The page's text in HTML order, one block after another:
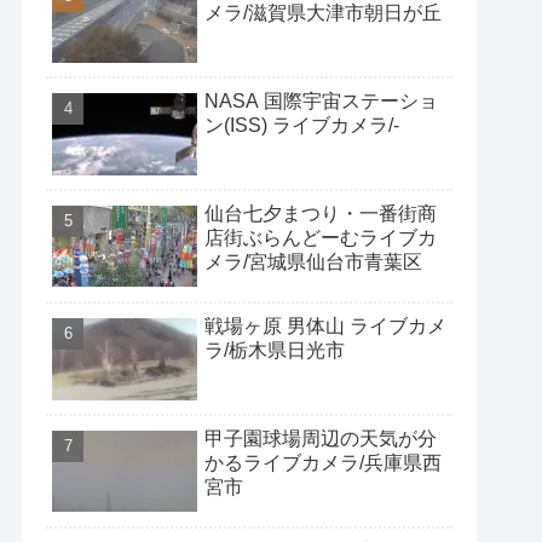
メラ/滋賀県大津市朝日が丘
NASA 国際宇宙ステーショ
ン(ISS) ライブカメラ/-
仙台七夕まつり・一番街商
店街ぶらんどーむライブカ
メラ/宮城県仙台市青葉区
戦場ヶ原 男体山 ライブカメ
ラ/栃木県日光市
甲子園球場周辺の天気が分
かるライブカメラ/兵庫県西
宮市